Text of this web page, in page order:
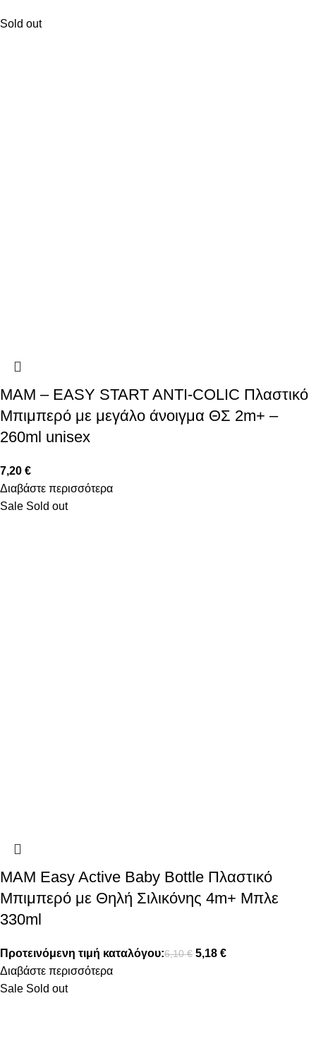
Sold out
MAM – EASY START ANTI-COLIC Πλαστικό
Μπιμπερό με μεγάλο άνοιγμα ΘΣ 2m+ –
260ml unisex
7,20 €
Διαβάστε περισσότερα
Sale Sold out
MAM Easy Active Baby Bottle Πλαστικό
Μπιμπερό με Θηλή Σιλικόνης 4m+ Μπλε
330ml
Προτεινόμενη τιμή καταλόγου:6,10€ 5,18 €
Διαβάστε περισσότερα
Sale Sold out